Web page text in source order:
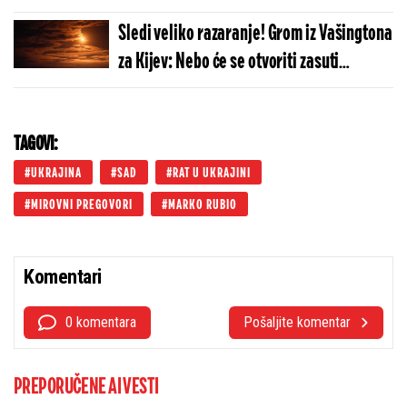
Sledi veliko razaranje! Grom iz Vašingtona
za Kijev: Nebo će se otvoriti zasuti
nezamislivu silu, Ukrajina će postati
TAGOVI:
UKRAJINA SAD RAT U UKRAJINI
MIROVNI PREGOVORI MARKO RUBIO
Komentari
0 komentara Pošaljite komentar
PREPORUČENE AI VESTI